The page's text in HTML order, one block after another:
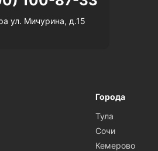
ул. Мичурина, д.15
Города
Тула
Сочи
Кемерово